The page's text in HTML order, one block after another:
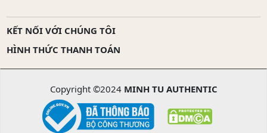
KẾT NỐI VỚI CHÚNG TÔI
HÌNH THỨC THANH TOÁN
Copyright ©2024 MINH TU AUTHENTIC